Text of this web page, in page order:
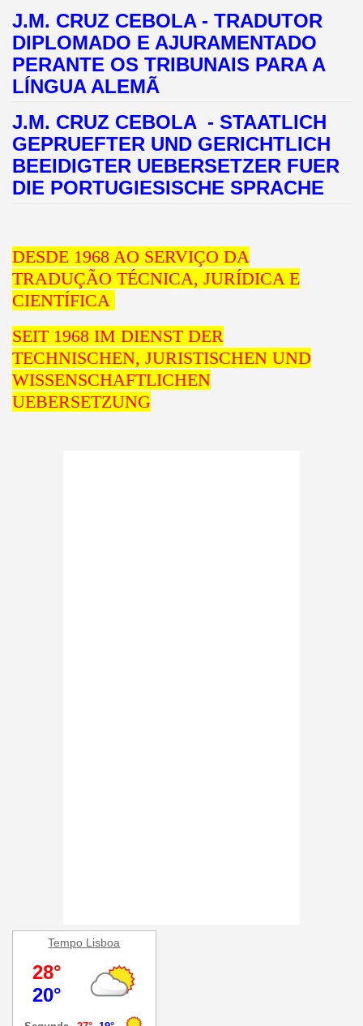
J.M. CRUZ CEBOLA - TRADUTOR
DIPLOMADO E AJURAMENTADO
PERANTE OS TRIBUNAIS PARA A
LÍNGUA ALEMÃ
J.M. CRUZ CEBOLA - STAATLICH
GEPRUEFTER UND GERICHTLICH
BEEIDIGTER UEBERSETZER FUER
DIE PORTUGIESISCHE SPRACHE
DESDE 1968 AO SERVIÇO DA
TRADUÇÃO TÉCNICA, JURÍDICA E
CIENTÍFICA
SEIT 1968 IM DIENST DER
TECHNISCHEN, JURISTISCHEN UND
WISSENSCHAFTLICHEN
UEBERSETZUNG
Tempo Lisboa